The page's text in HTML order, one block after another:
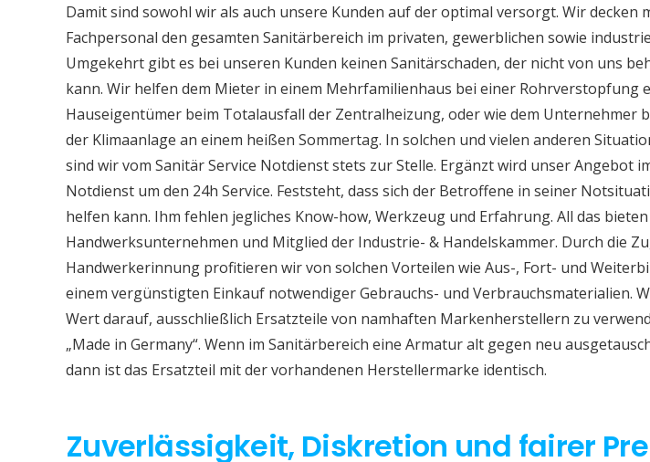
Damit sind sowohl wir als auch unsere Kunden auf der optimal versorgt. Wir decken
Fachpersonal den gesamten Sanitärbereich im privaten, gewerblichen sowie
Umgekehrt gibt es bei unseren Kunden keinen Sanitärschaden, der nicht von uns
kann. Wir helfen dem Mieter in einem Mehrfamilienhaus bei einer Rohrverstopfung
Hauseigentümer beim Totalausfall der Zentralheizung, oder wie dem Unternehmer
der Klimaanlage an einem heißen Sommertag. In solchen und vielen anderen
sind wir vom Sanitär Service Notdienst stets zur Stelle. Ergänzt wird unser Angebot
Notdienst um den 24h Service. Feststeht, dass sich der Betroffene in seiner
helfen kann. Ihm fehlen jegliches Know-how, Werkzeug und Erfahrung. All das
Handwerksunternehmen und Mitglied der Industrie- & Handelskammer. Durch die
Handwerkerinnung profitieren wir von solchen Vorteilen wie Aus-, Fort- und
einem vergünstigten Einkauf notwendiger Gebrauchs- und Verbrauchsmaterialien.
Wert darauf, ausschließlich Ersatzteile von namhaften Markenherstellern zu
„Made in Germany“. Wenn im Sanitärbereich eine Armatur alt gegen neu
dann ist das Ersatzteil mit der vorhandenen Herstellermarke identisch.
Zuverlässigkeit, Diskretion und fairer